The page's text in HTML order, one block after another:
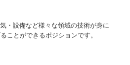
・設備など様々な領域の技術が身に
ことができるポジションです。